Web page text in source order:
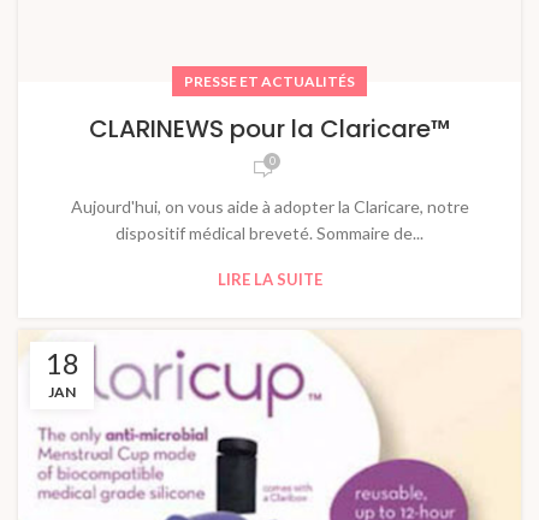
PRESSE ET ACTUALITÉS
CLARINEWS pour la Claricare™
0
Aujourd'hui, on vous aide à adopter la Claricare, notre
dispositif médical breveté. Sommaire de...
LIRE LA SUITE
18
JAN